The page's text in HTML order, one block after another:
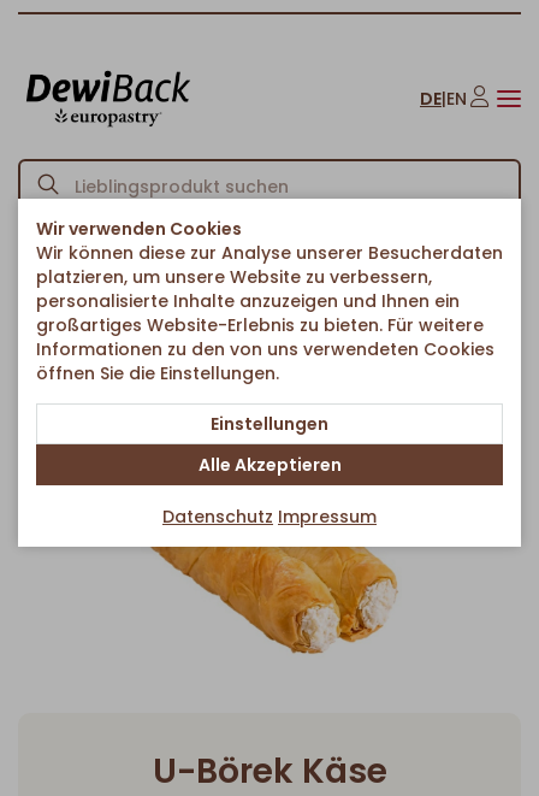
DE|EN
Startseite Herzhaftes & Ethno-Food Ethno-Food U-Börek Käse
Zurück zur Artikelübersicht
U-Börek Käse
Wir verwenden Cookies
Wir können diese zur Analyse unserer Besucherdaten
platzieren, um unsere Website zu verbessern,
personalisierte Inhalte anzuzeigen und Ihnen ein
großartiges Website-Erlebnis zu bieten. Für weitere
Informationen zu den von uns verwendeten Cookies
öffnen Sie die Einstellungen.
Einstellungen
Alle Akzeptieren
Datenschutz Impressum